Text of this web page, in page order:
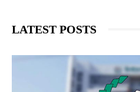
LATEST POSTS